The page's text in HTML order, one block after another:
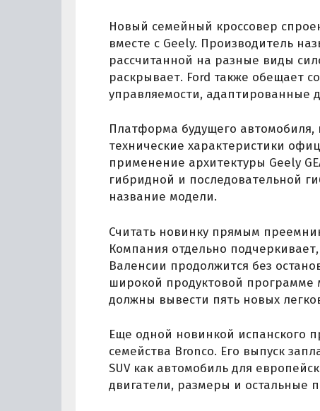
Новый семейный кроссовер
вместе с Geely. Производитель
рассчитанной на разные виды
раскрывает. Ford также обещает
управляемости, адаптированные
Платформа будущего
технические характеристики
применение архитектуры Geely
гибридной и последовательной
название модели.
Считать новинку прямым
Компания отдельно
Валенсии продолжится без
широкой продуктовой
должны вывести пять новых
Еще одной новинкой испанского
семейства Bronco. Его выпуск
SUV как автомобиль для
двигатели, размеры и остальные